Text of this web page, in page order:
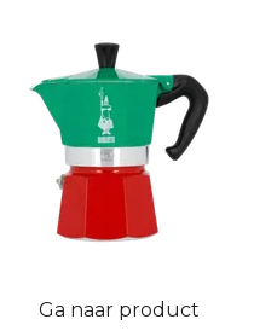
Ga naar product